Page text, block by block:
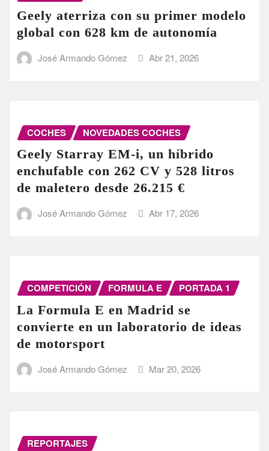
Geely aterriza con su primer modelo
global con 628 km de autonomía
José Armando Gómez Abr 21, 2026
COCHES NOVEDADES COCHES
Geely Starray EM-i, un híbrido
enchufable con 262 CV y 528 litros
de maletero desde 26.215 €
José Armando Gómez Abr 17, 2026
COMPETICIÓN FORMULA E PORTADA 1
La Formula E en Madrid se
convierte en un laboratorio de ideas
de motorsport
José Armando Gómez Mar 20, 2026
REPORTAJES